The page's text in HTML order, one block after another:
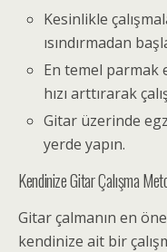
Kesinlikle
ısındırmadan
En temel
hızı arttırarak
Gitar üzerinde
yerde yapın.
Kendinize Gitar Çalışma
Gitar çalmanın en
kendinize ait bir